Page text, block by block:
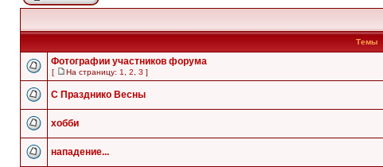
Темы
Фотографии участников форума
[ На страницу: 1 2 3 ]
С Празднико Весны
хобби
нападение...